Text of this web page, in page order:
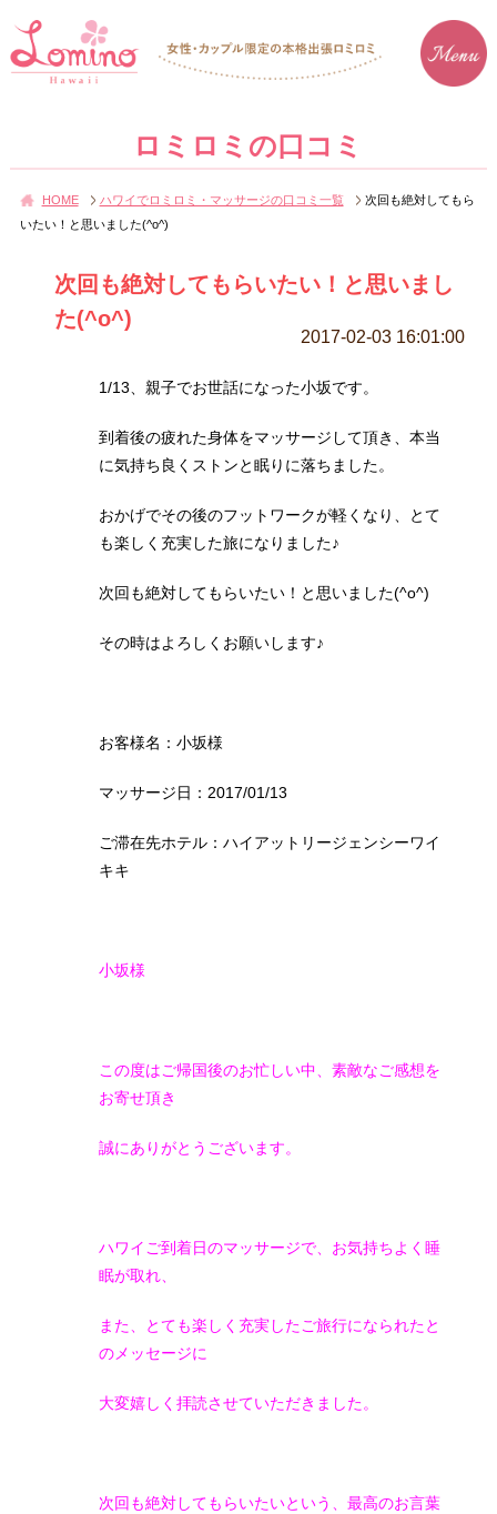
ロミロミの口コミ
HOME ハワイでロミロミ・マッサージの口コミ一覧
次回も絶対してもら
いたい！と思いました(^o^)
次回も絶対してもらいたい！と思いまし
た(^o^)
2017-02-03 16:01:00
1/13、親子でお世話になった小坂です。
到着後の疲れた身体をマッサージして頂き、本当
に気持ち良くストンと眠りに落ちました。
おかげでその後のフットワークが軽くなり、とて
も楽しく充実した旅になりました♪
次回も絶対してもらいたい！と思いました(^o^)
その時はよろしくお願いします♪
お客様名：小坂様
マッサージ日：2017/01/13
ご滞在先ホテル：ハイアットリージェンシーワイ
キキ
小坂様
この度はご帰国後のお忙しい中、素敵なご感想を
お寄せ頂き
誠にありがとうございます。
ハワイご到着日のマッサージで、お気持ちよく睡
眠が取れ、
また、とても楽しく充実したご旅行になられたと
のメッセージに
大変嬉しく拝読させていただきました。
次回も絶対してもらいたいという、最高のお言葉